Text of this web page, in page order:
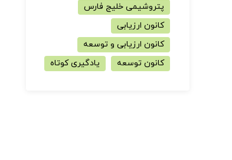
پتروشیمی خلیج فارس
کانون ارزیابی
کانون ارزیابی و توسعه
کانون توسعه
یادگیری کوتاه